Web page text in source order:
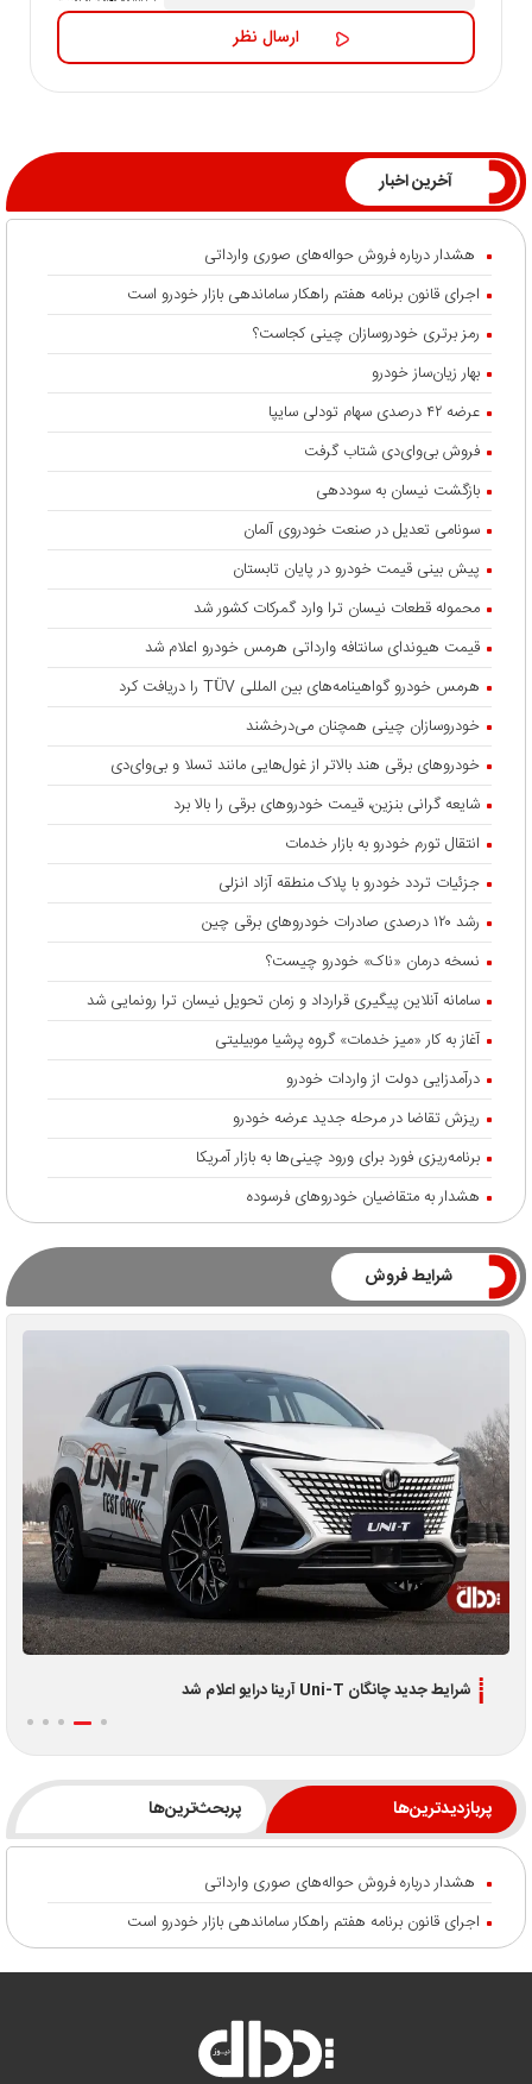
آخرین اخبار
هشدار درباره فروش حواله‌های صوری وارداتی
اجرای قانون برنامه هفتم راهکار ساماندهی بازار خودرو است
رمز برتری خودروسازان چینی کجاست؟
بهار زیان‌ساز خودرو
عرضه ۴۲ درصدی سهام تودلی سایپا
فروش بی‌وای‌دی شتاب گرفت
بازگشت نیسان به سوددهی
سونامی تعدیل در صنعت خودروی آلمان
پیش بینی قیمت خودرو در پایان تابستان
محموله قطعات نیسان ترا وارد گمرکات کشور شد
قیمت هیوندای سانتافه وارداتی هرمس خودرو اعلام شد
هرمس خودرو گواهینامه‌های بین المللی TÜV را دریافت کرد
خودروسازان چینی همچنان می‌درخشند
خودروهای برقی هند بالاتر از غول‌هایی مانند تسلا و بی‌وای‌دی
شایعه گرانی بنزین، قیمت خودروهای برقی را بالا برد
انتقال تورم خودرو به بازار خدمات
جزئیات تردد خودرو با پلاک منطقه آزاد انزلی
رشد ۱۲۰ درصدی صادرات خودروهای برقی چین
نسخه درمان «ناک» خودرو چیست؟
سامانه آنلاین پیگیری قرارداد‌ و زمان تحویل نیسان ترا رونمایی شد
آغاز به کار «میز خدمات» گروه پرشیا موبیلیتی
درآمدزایی دولت از واردات خودرو
ریزش تقاضا در مرحله جدید عرضه خودرو
برنامه‌ریزی فورد برای ورود چینی‌ها به بازار آمریکا
هشدار به متقاضیان خودروهای فرسوده
شرایط فروش
شرایط جدید چانگان Uni-T آرینا درایو اعلام شد
پربازدیدترین‌ها پربحث‌ترین‌ها
هشدار درباره فروش حواله‌های صوری وارداتی
اجرای قانون برنامه هفتم راهکار ساماندهی بازار خودرو است